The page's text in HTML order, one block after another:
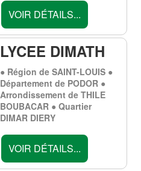
VOIR DÉTAILS...
LYCEE DIMATH
● Région de SAINT-LOUIS ●
Département de PODOR ●
Arrondissement de THILE
BOUBACAR ● Quartier
DIMAR DIERY
VOIR DÉTAILS...